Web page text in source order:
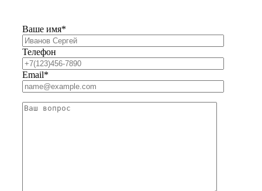
Ваше имя*
Телефон
Email*